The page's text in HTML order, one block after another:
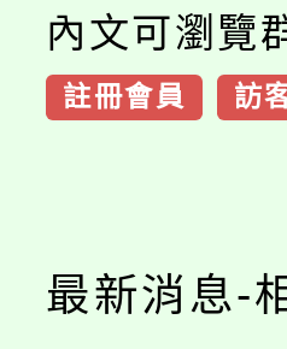
內文可瀏覽
註冊會員 訪
最新消息-